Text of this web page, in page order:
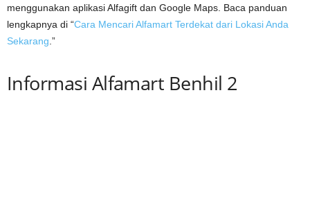
menggunakan aplikasi Alfagift dan Google Maps. Baca panduan
lengkapnya di “Cara Mencari Alfamart Terdekat dari Lokasi Anda
Sekarang .”
Informasi Alfamart Benhil 2